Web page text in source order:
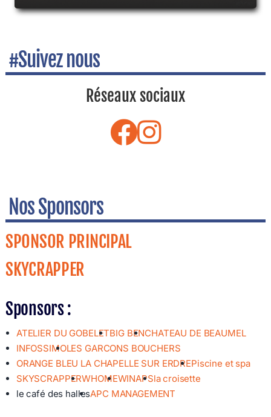
#Suivez nous
Réseaux sociaux
Nos Sponsors
SPONSOR PRINCIPAL
SKYCRAPPER
Sponsors :
ATELIER DU GOBELETBIG BENCHATEAU DE BEAUMEL
INFOSSIMOLES GARCONS BOUCHERS
ORANGE BLEU LA CHAPELLE SUR ERDREPiscine et spa
SKYSCRAPPERWHOMEWINAPSla croisette
le café des hallesAPC MANAGEMENT